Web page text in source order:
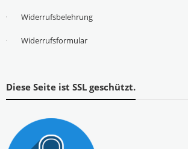
Widerrufsbelehrung
Widerrufsformular
Diese Seite ist SSL geschützt.